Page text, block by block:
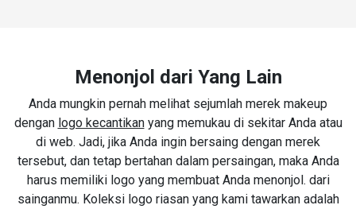
Menonjol dari Yang Lain
Anda mungkin pernah melihat sejumlah merek makeup
dengan logo kecantikanyang memukau di sekitar Anda atau
di web. Jadi, jika Anda ingin bersaing dengan merek
tersebut, dan tetap bertahan dalam persaingan, maka Anda
harus memiliki logo yang membuat Anda menonjol. dari
sainganmu. Koleksi logo riasan yang kami tawarkan adalah